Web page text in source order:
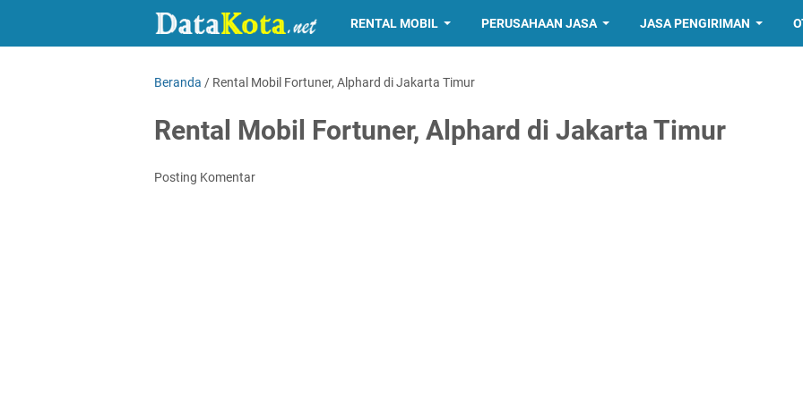
RENTAL MOBIL PERUSAHAAN JASA JASA PENGIRIMAN
Beranda / Rental Mobil Fortuner, Alphard di Jakarta Timur
Rental Mobil Fortuner, Alphard di Jakarta Timur
Posting Komentar